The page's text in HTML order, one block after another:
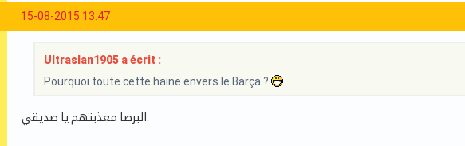
15-08-2015 13:47
Ultraslan1905 a écrit :
Pourquoi toute cette haine envers le Barça ?